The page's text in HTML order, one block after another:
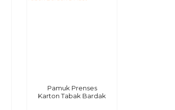
Pamuk Prenses
Karton Tabak Bardak